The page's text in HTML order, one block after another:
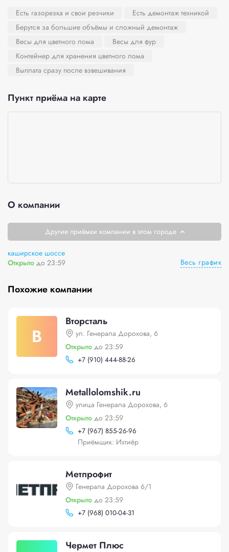
Есть газорезка и свои резчики
Есть демонтаж техникой
Берутся за большие объёмы и сложный демонтаж
Весы для цветного лома
Весы для фур
Контейнер для хранения цветного лома
Выплата сразу после взвешивания
Пункт приёма на карте
О компании
Другие приёмки компании в этом городе
каширское шоссе
Открыто до 23:59 Весь график
Похожие компании
В
Вторсталь
ул. Генерала Дорохова, 6
Открыто до 23:59
+7 (910) 444-88-26
Metallolomshik.ru
улица Генерала Дорохова, 6
Открыто до 23:59
+7 (967) 855-26-96
Приёмщик: Ихтиёр
Метпрофит
Генерала Дорохова 6/1
Открыто до 23:59
+7 (968) 010-04-31
Чермет Плюс